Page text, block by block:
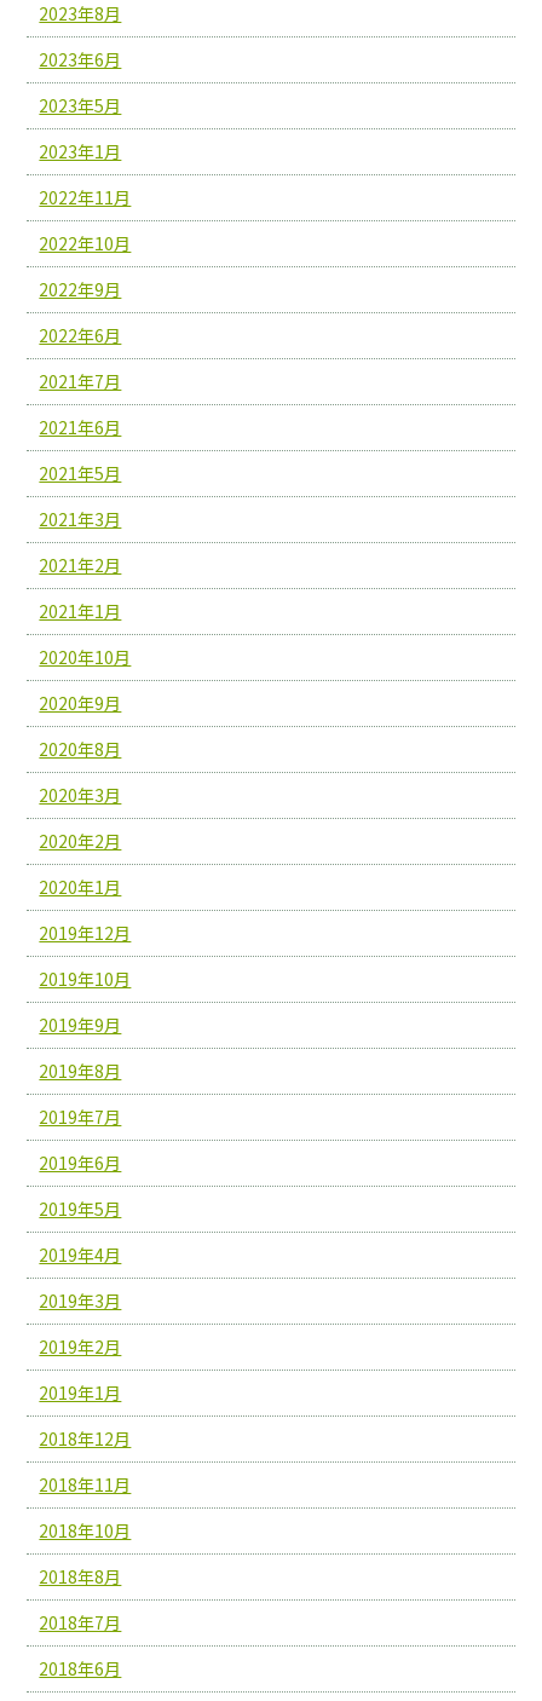
2023年8月
2023年6月
2023年5月
2023年1月
2022年11月
2022年10月
2022年9月
2022年6月
2021年7月
2021年6月
2021年5月
2021年3月
2021年2月
2021年1月
2020年10月
2020年9月
2020年8月
2020年3月
2020年2月
2020年1月
2019年12月
2019年10月
2019年9月
2019年8月
2019年7月
2019年6月
2019年5月
2019年4月
2019年3月
2019年2月
2019年1月
2018年12月
2018年11月
2018年10月
2018年8月
2018年7月
2018年6月